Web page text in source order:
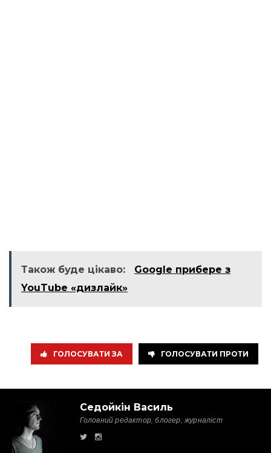
Також буде цікаво:
Google прибере з
YouTube «дизлайк»
ГОЛОСУВАТИ ЗА ГОЛОСУВАТИ ПРОТИ
Седойкін Василь
Головний редактор, блогер, журналіст